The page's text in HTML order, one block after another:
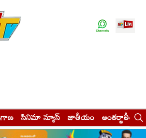
సినిమా న్యూస్ జాతీయం అంతర్జాతీయం